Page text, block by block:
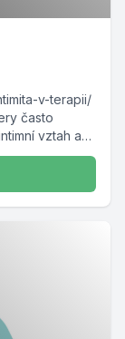
v-terapii/
často
vztah ani